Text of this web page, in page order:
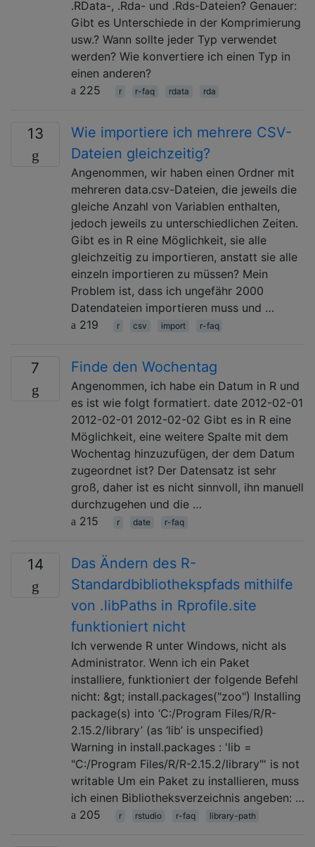
.RData-, .Rda- und .Rds-Dateien? Genauer:
Gibt es Unterschiede in der Komprimierung
usw.? Wann sollte jeder Typ verwendet
werden? Wie konvertiere ich einen Typ in
einen anderen?
225
r r-faq rdata rda
13
Wie importiere ich mehrere CSV-
Dateien gleichzeitig?
Angenommen, wir haben einen Ordner mit
mehreren data.csv-Dateien, die jeweils die
gleiche Anzahl von Variablen enthalten,
jedoch jeweils zu unterschiedlichen Zeiten.
Gibt es in R eine Möglichkeit, sie alle
gleichzeitig zu importieren, anstatt sie alle
einzeln importieren zu müssen? Mein
Problem ist, dass ich ungefähr 2000
Datendateien importieren muss und …
219
r csv import r-faq
7 Finde den Wochentag
Angenommen, ich habe ein Datum in R und
es ist wie folgt formatiert. date 2012-02-01
2012-02-01 2012-02-02 Gibt es in R eine
Möglichkeit, eine weitere Spalte mit dem
Wochentag hinzuzufügen, der dem Datum
zugeordnet ist? Der Datensatz ist sehr
groß, daher ist es nicht sinnvoll, ihn manuell
durchzugehen und die …
215
r date r-faq
14
Das Ändern des R-
Standardbibliothekspfads mithilfe
von .libPaths in Rprofile.site
funktioniert nicht
Ich verwende R unter Windows, nicht als
Administrator. Wenn ich ein Paket
installiere, funktioniert der folgende Befehl
nicht: &gt; install.packages("zoo") Installing
package(s) into ‘C:/Program Files/R/R-
2.15.2/library’ (as ‘lib’ is unspecified)
Warning in install.packages : 'lib =
"C:/Program Files/R/R-2.15.2/library"' is not
writable Um ein Paket zu installieren, muss
ich einen Bibliotheksverzeichnis angeben: …
205
r rstudio r-faq library-path